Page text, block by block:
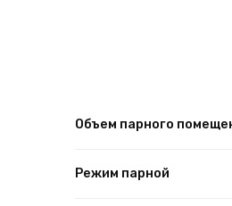
Объем парного
Режим парной